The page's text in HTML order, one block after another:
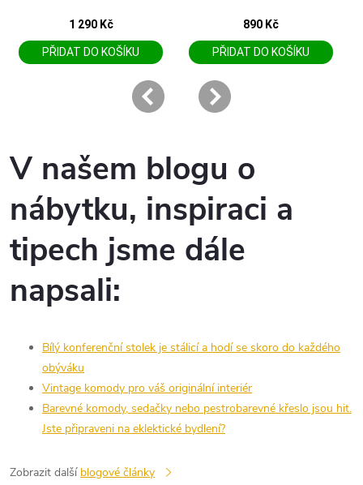
V našem blogu o
nábytku, inspiraci a
tipech jsme dále
napsali:
Bílý konferenční stolek je stálicí a hodí se skoro do každého
obýváku
Vintage komody pro váš originální interiér
Barevné komody, sedačky nebo pestrobarevné křeslo jsou hit.
Jste připraveni na eklektické bydlení?
Zobrazit další blogové články